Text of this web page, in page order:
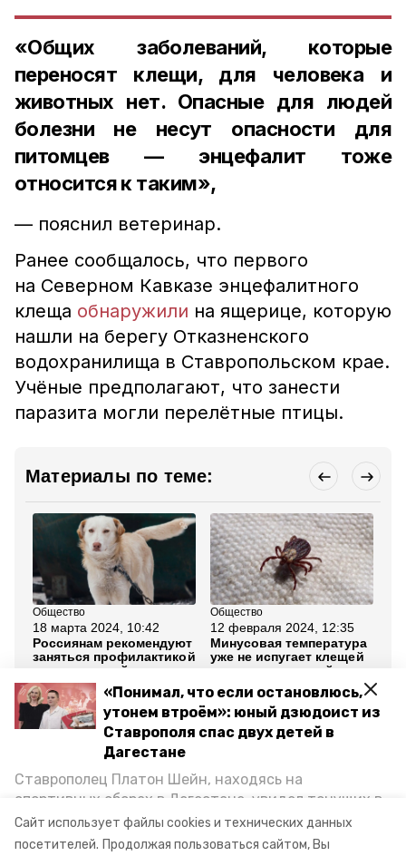
Сайт использует файлы cookies и технических данных
посетителей. Продолжая пользоваться сайтом, Вы
«Понимал, что если остановлюсь,
утонем втроём»: юный дзюдоист из
Ставрополя спас двух детей в
Дагестане
Ставрополец Платон Шейн, находясь на
спортивных сборах в Дегестане, увидел тонущих в
Каспийском море детей и бросился на помощь. По
возвращении домой, отважного мальчика
«Общих заболеваний, которые
переносят клещи, для человека и
животных нет. Опасные для людей
болезни не несут опасности для
питомцев — энцефалит тоже
относится к таким»,
— пояснил ветеринар.
Ранее сообщалось, что первого
на Северном Кавказе энцефалитного
клеща обнаружили на ящерице, которую
нашли на берегу Отказненского
водохранилища в Ставропольском крае.
Учёные предполагают, что занести
паразита могли перелётные птицы.
Материалы по теме:
Общество
18 марта 2024, 10:42
Россиянам рекомендуют
заняться профилактикой
укусов клещей у
домашних питомцев
Общество
12 февраля 2024, 12:35
Минусовая температура
уже не испугает клещей
— ставропольский
Все новости
ставропольский край клещи энцефалит
питомцы